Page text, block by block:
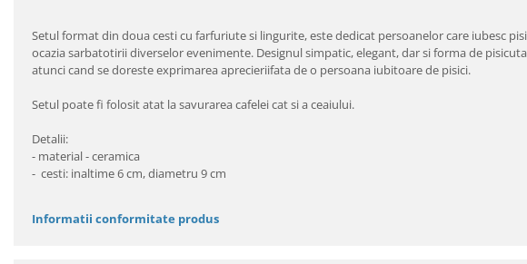
Setul format din doua cesti cu farfuriute si lingurite, este dedicat persoanelor care iubesc
ocazia sarbatotirii diverselor evenimente. Designul simpatic, elegant, dar si forma de
atunci cand se doreste exprimarea aprecieriifata de o persoana iubitoare de pisici.
Setul poate fi folosit atat la savurarea cafelei cat si a ceaiului.
Detalii:
- material - ceramica
- cesti: inaltime 6 cm, diametru 9 cm
Informatii conformitate produs